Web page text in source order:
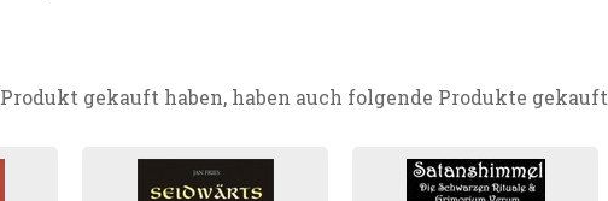
gekauft haben, haben auch folgende Produkte gekauft